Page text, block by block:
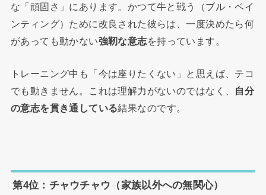
な「頑固さ」にあります。かつて牛と戦う（ブル・ベイ
ンティング）ために改良された彼らは、一度決めたら何
があっても動かない強靭な意志を持っています。
トレーニング中も「今は座りたくない」と思えば、テコ
でも動きません。これは理解力がないのではなく、 自分
の意志を貫き通している結果なのです。
第4位：チャウチャウ（家族以外への無関心）